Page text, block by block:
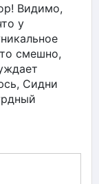
Видимо,
у
смешно,
Сидни